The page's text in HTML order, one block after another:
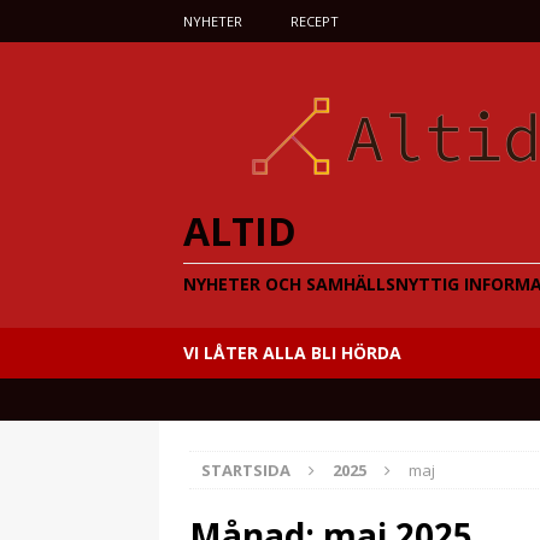
NYHETER RECEPT
ALTID
NYHETER OCH SAMHÄLLSNYTTIG
VI LÅTER ALLA BLI HÖRDA
STARTSIDA 2025 maj